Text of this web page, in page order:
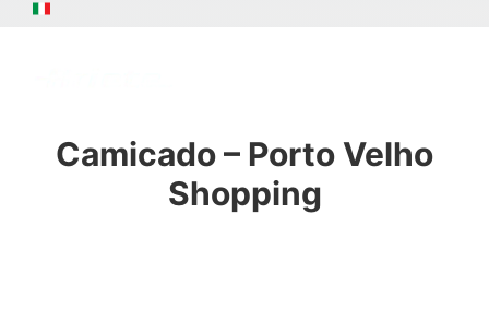
Camicado – Porto Velho
Shopping